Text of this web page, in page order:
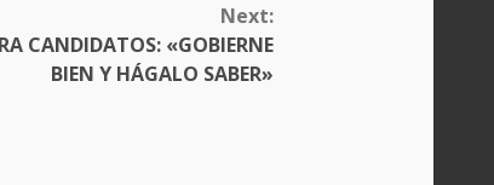
Next:
CANDIDATOS: «GOBIERNE
BIEN Y HÁGALO SABER»